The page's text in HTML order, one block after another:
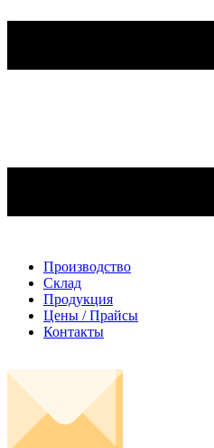
Производство
Склад
Продукция
Цены / Прайсы
Контакты